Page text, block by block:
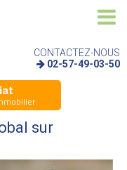
CONTACTEZ-NOUS
02-57-49-03-50
sur